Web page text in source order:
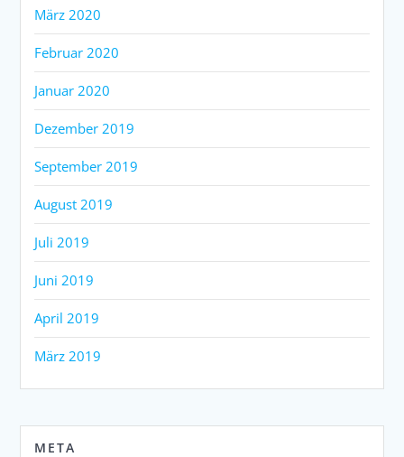
März 2020
Februar 2020
Januar 2020
Dezember 2019
September 2019
August 2019
Juli 2019
Juni 2019
April 2019
März 2019
META